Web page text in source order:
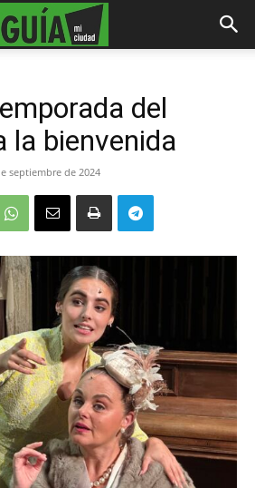
del
la bienvenida
septiembre de 2024